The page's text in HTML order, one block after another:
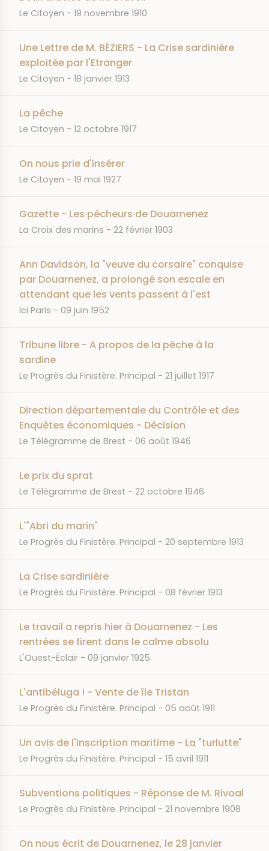
JOURNAL
Le Citoyen DATE
19 novembre 1910
Une Lettre de M. BÉZIERS - La Crise sardinière
exploitée par l'Etranger
JOURNAL
Le Citoyen DATE
18 janvier 1913
La pêche
JOURNAL
Le Citoyen DATE
12 octobre 1917
On nous prie d'insérer
JOURNAL
Le Citoyen DATE
19 mai 1927
Gazette - Les pêcheurs de Douarnenez
JOURNAL
La Croix des marins DATE
22 février 1903
Ann Davidson, la "veuve du corsaire" conquise
par Douarnenez, a prolongé son escale en
attendant que les vents passent à l'est
JOURNAL
Ici Paris DATE
09 juin 1952
Tribune libre - A propos de la pêche à la
sardine
JOURNAL
Le Progrès du Finistère. Principal DATE
21 juillet 1917
Direction départementale du Contrôle et des
Enquêtes économiques - Décision
JOURNAL
Le Télégramme de Brest DATE
06 août 1946
Le prix du sprat
JOURNAL
Le Télégramme de Brest DATE
22 octobre 1946
L'"Abri du marin"
JOURNAL
Le Progrès du Finistère. Principal DATE
20 septembre 1913
La Crise sardinière
JOURNAL
Le Progrès du Finistère. Principal DATE
08 février 1913
Le travail a repris hier à Douarnenez - Les
rentrées se firent dans le calme absolu
JOURNAL
L'Ouest-Éclair DATE
09 janvier 1925
L'antibéluga ! - Vente de île Tristan
JOURNAL
Le Progrès du Finistère. Principal DATE
05 août 1911
Un avis de l'Inscription maritime - La "turlutte"
JOURNAL
Le Progrès du Finistère. Principal DATE
15 avril 1911
Subventions politiques - Réponse de M. Rivoal
JOURNAL
Le Progrès du Finistère. Principal DATE
21 novembre 1908
On nous écrit de Douarnenez, le 28 janvier